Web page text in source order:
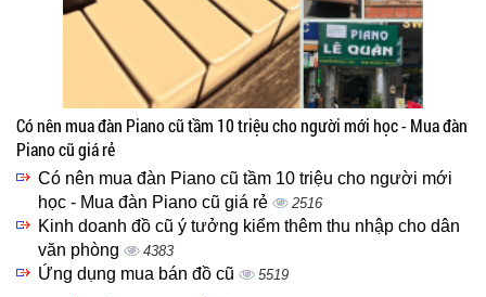
Có nên mua đàn Piano cũ tầm 10 triệu cho người mới học - Mua đàn
Piano cũ giá rẻ
Có nên mua đàn Piano cũ tầm 10 triệu cho người mới
học - Mua đàn Piano cũ giá rẻ
2516
Kinh doanh đồ cũ ý tưởng kiểm thêm thu nhập cho dân
văn phòng
4383
Ứng dụng mua bán đồ cũ 5519